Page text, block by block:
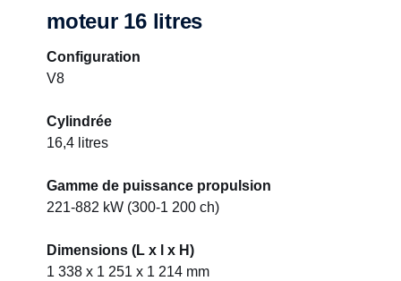
moteur 16 litres
Configuration
V8
Cylindrée
16,4 litres
Gamme de puissance propulsion
221-882 kW (300-1 200 ch)
Dimensions (L x l x H)
1 338 x 1 251 x 1 214 mm